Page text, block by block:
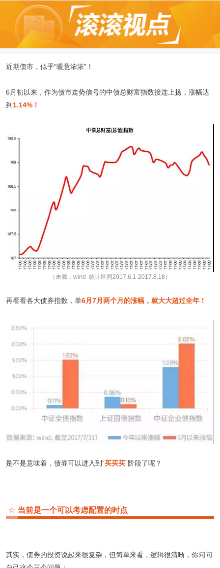
近期债市，似乎“暖意浓浓”！
6月初以来，作为债市走势信号的中债总财富指数接连上扬，涨幅达
到 1.14%！
（来源：wind 统计区间2017.6.1-2017.8.18）
再看看各大债券指数，单6月7月两个月的涨幅，就大大超过全年！
是不是意味着，债券可以进入到“买买买”阶段了呢？
☆ 当前是一个可以考虑配置的时点
其实，债券的投资说起来很复杂，但简单来看，逻辑很清晰，你问问